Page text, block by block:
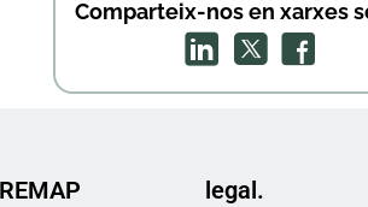
Comparteix-nos en xarxes
legal.